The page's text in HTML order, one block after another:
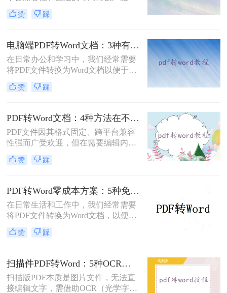
用。然而，在需要对内容进行编辑
时，我们往往需要将其转换为Word文
呢？本文将介绍三种常用的免费方法
来实现这一目标。
赞 踩
电脑端PDF转Word文档：3种有效方法的具体操作步骤！
在日常办公和学习中，我们经常需要
将PDF文件转换为Word文档以便于编
辑和修改。那么电脑上pdf怎么转换成
word文档呢？本文将介绍三种将PDF
完成PDF到Word的转换。
赞 踩
PDF转Word文档：4种方法在不同文件类型下的转换效果！
PDF文件因其格式固定、跨平台兼容
性强而广受欢迎，但在需要编辑内容
时，将其转换为可编辑的Word文档成
为刚需。那么pdf怎么转换成word文档
法，助您高效完成格式转换。
赞 踩
PDF转Word零成本方案：5种免费路径的适用边界和效果评估！
在日常生活和工作中，我们经常需要
将PDF文件转换为Word文档，以便进
行编辑、修改或进一步处理。然而，
市面上许多PDF转Word工具都需要付
钱呢？本文将介绍几种不花钱的常用
方法，帮助您轻松实现PDF到Word的
转换。
赞 踩
扫描件PDF转Word：5种OCR方案的识别精度和速度对比！
扫描版PDF本质是图片文件，无法直
接编辑文字，需借助OCR（光学字符